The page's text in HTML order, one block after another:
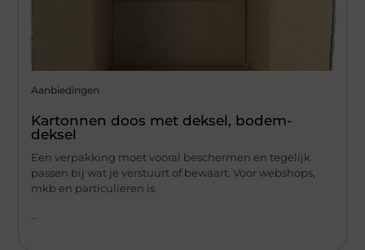
Aanbiedingen
Kartonnen doos met deksel, bodem-
deksel
Een verpakking moet vooral beschermen en tegelijk
passen bij wat je verstuurt of bewaart. Voor webshops,
mkb en particulieren is